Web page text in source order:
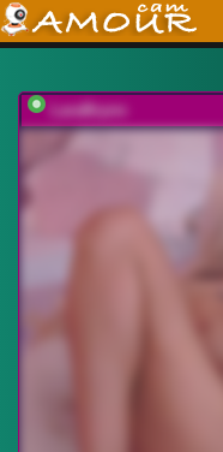
LaraBrynn